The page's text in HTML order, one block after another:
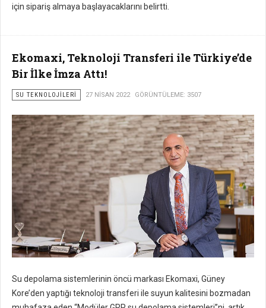
için sipariş almaya başlayacaklarını belirtti.
Ekomaxi, Teknoloji Transferi ile Türkiye’de
Bir İlke İmza Attı!
SU TEKNOLOJILERI 27 NISAN 2022 GÖRÜNTÜLEME: 3507
Su depolama sistemlerinin öncü markası Ekomaxi, Güney
Kore’den yaptığı teknoloji transferi ile suyun kalitesini bozmadan